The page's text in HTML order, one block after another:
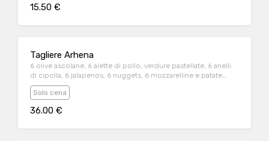
15.50 €
Tagliere Arhena
6 olive ascolane, 6 alette di pollo, verdure pastellate, 6 anelli
di cipolla, 6 jalapenos, 6 nuggets, 6 mozzarelline e patate
fritte
Solo cena
36.00 €